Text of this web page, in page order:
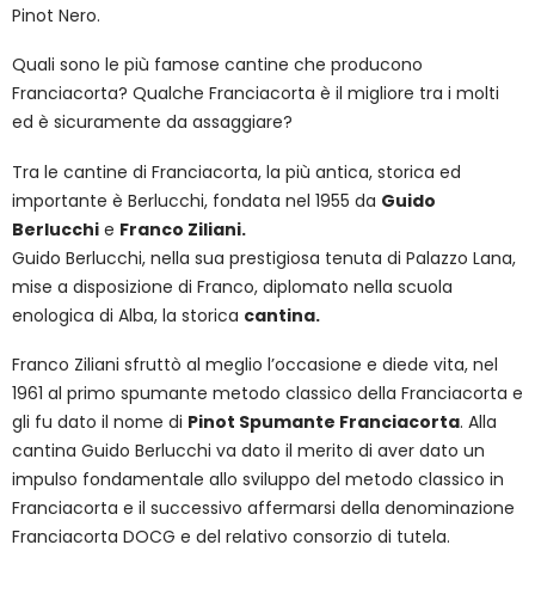
Pinot Nero.
Quali sono le più famose cantine che producono
Franciacorta? Qualche Franciacorta è il migliore tra i molti
ed è sicuramente da assaggiare?
Tra le cantine di Franciacorta, la più antica, storica ed
importante è Berlucchi, fondata nel 1955 da Guido
Berlucchi e Franco Ziliani.
Guido Berlucchi, nella sua prestigiosa tenuta di Palazzo Lana,
mise a disposizione di Franco, diplomato nella scuola
enologica di Alba, la storica cantina.
Franco Ziliani sfruttò al meglio l’occasione e diede vita, nel
1961 al primo spumante metodo classico della Franciacorta e
gli fu dato il nome di Pinot Spumante Franciacorta. Alla
cantina Guido Berlucchi va dato il merito di aver dato un
impulso fondamentale allo sviluppo del metodo classico in
Franciacorta e il successivo affermarsi della denominazione
Franciacorta DOCG e del relativo consorzio di tutela.